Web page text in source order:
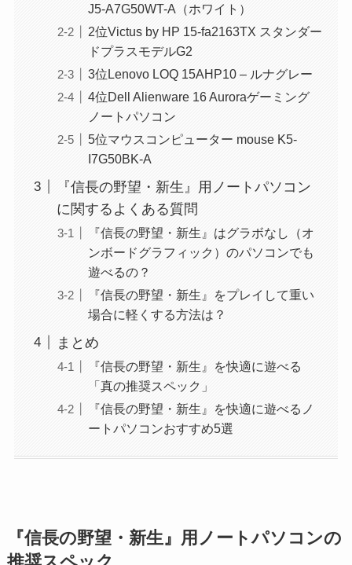
J5-A7G50WT-A（ホワイト）
2位Victus by HP 15-fa2163TX スタンダー
ドプラスモデルG2
3位Lenovo LOQ 15AHP10 – ルナグレー
4位Dell Alienware 16 Auroraゲーミング
ノートパソコン
5位マウスコンピューター mouse K5-
I7G50BK-A
『信長の野望・新生』用ノートパソコン
に関するよくある質問
『信長の野望・新生』はグラボなし（オ
ンボードグラフィック）のパソコンでも
遊べるの？
『信長の野望・新生』をプレイして重い
場合に軽くする方法は？
まとめ
『信長の野望・新生』を快適に遊べる
「真の推奨スペック」
『信長の野望・新生』を快適に遊べるノ
ートパソコンおすすめ5選
『信長の野望・新生』用ノートパソコンの